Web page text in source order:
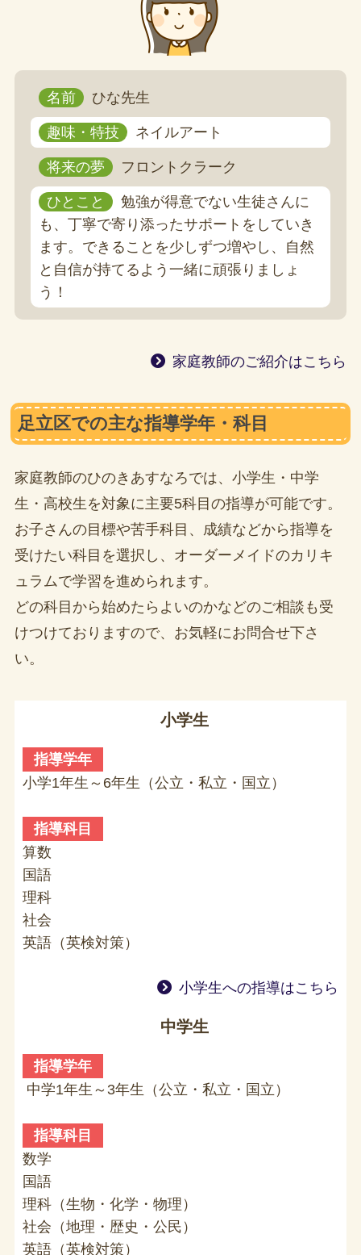
名前 ひな先生
趣味・特技 ネイルアート
将来の夢 フロントクラーク
ひとこと
勉強が得意でない生徒さんに
も、丁寧で寄り添ったサポートをしていき
ます。できることを少しずつ増やし、自然
と自信が持てるよう一緒に頑張りましょ
う！
家庭教師のご紹介はこちら
足立区での主な指導学年・科目
家庭教師のひのきあすなろでは、小学生・中学
生・高校生を対象に主要5科目の指導が可能です。
お子さんの目標や苦手科目、成績などから指導を
受けたい科目を選択し、オーダーメイドのカリキ
ュラムで学習を進められます。
どの科目から始めたらよいのかなどのご相談も受
けつけておりますので、お気軽にお問合せ下さ
い。
小学生
指導学年
小学1年生～6年生（公立・私立・国立）
指導科目
算数
国語
理科
社会
英語（英検対策）
小学生への指導はこちら
中学生
指導学年
中学1年生～3年生（公立・私立・国立）
指導科目
数学
国語
理科（生物・化学・物理）
社会（地理・歴史・公民）
英語（英検対策）